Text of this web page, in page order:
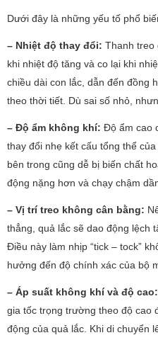
Dưới đây là những yếu tố phổ
– Nhiệt độ thay đổi: Thanh treo
khi nhiệt độ tăng và co lại khi
chiều dài con lắc, dẫn đến đồng
theo thời tiết. Dù sai số nhỏ,
– Độ ẩm không khí: Độ ẩm cao
thay đổi nhẹ kết cấu tổng thể
bên trong cũng dễ bị biến chất
động nặng hơn và chạy chậm
– Vị trí treo không cân bằng:
thẳng, quả lắc sẽ dao động lệch
Điều này làm nhịp “tick – tock”
hưởng đến độ chính xác của bộ
– Áp suất không khí và độ cao:
gia tốc trọng trường theo độ cao
động của quả lắc. Khi di chuyển